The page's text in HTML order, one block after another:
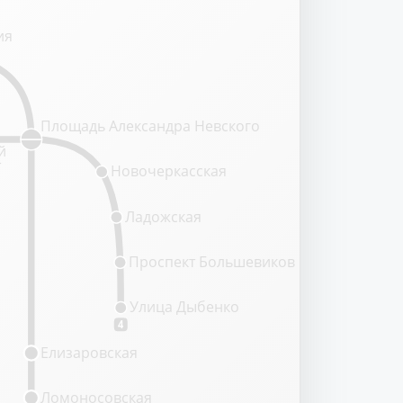
4
Площадь Александра Невского
Новочеркасская
Ладожская
Проспект Большевиков
Улица Дыбенко
Ломоносовская
Елизаровская